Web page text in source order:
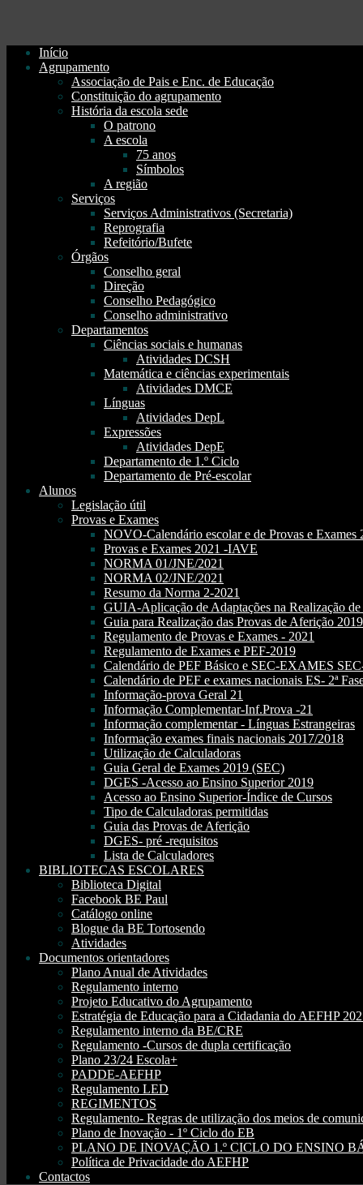
Início
Agrupamento
Associação de Pais e Enc. de Educação
Constituição do agrupamento
História da escola sede
O patrono
A escola
75 anos
Símbolos
A região
Serviços
Serviços Administrativos (Secretaria)
Reprografia
Refeitório/Bufete
Órgãos
Conselho geral
Direção
Conselho Pedagógico
Conselho administrativo
Departamentos
Ciências sociais e humanas
Atividades DCSH
Matemática e ciências experimentais
Atividades DMCE
Línguas
Atividades DepL
Expressões
Atividades DepE
Departamento de 1.º Ciclo
Departamento de Pré-escolar
Alunos
Legislação útil
Provas e Exames
NOVO-Calendário escolar e de Provas e Exames
Provas e Exames 2021 -IAVE
NORMA 01/JNE/2021
NORMA 02/JNE/2021
Resumo da Norma 2-2021
GUIA-Aplicação de Adaptações na Realização
Guia para Realização das Provas de Aferição 2019
Regulamento de Provas e Exames - 2021
Regulamento de Exames e PEF-2019
Calendário de PEF Básico e SEC-EXAMES
Calendário de PEF e exames nacionais ES- 2ª
Informação-prova Geral 21
Informação Complementar-Inf.Prova -21
Informação complementar - Línguas Estrangeiras
Informação exames finais nacionais 2017/2018
Utilização de Calculadoras
Guia Geral de Exames 2019 (SEC)
DGES -Acesso ao Ensino Superior 2019
Acesso ao Ensino Superior-Índice de Cursos
Tipo de Calculadoras permitidas
Guia das Provas de Aferição
DGES- pré -requisitos
Lista de Calculadores
BIBLIOTECAS ESCOLARES
Biblioteca Digital
Facebook BE Paul
Catálogo online
Blogue da BE Tortosendo
Atividades
Documentos orientadores
Plano Anual de Atividades
Regulamento interno
Projeto Educativo do Agrupamento
Estratégia de Educação para a Cidadania do AEFHP
Regulamento interno da BE/CRE
Regulamento -Cursos de dupla certificação
Plano 23/24 Escola+
PADDE-AEFHP
Regulamento LED
REGIMENTOS
Regulamento- Regras de utilização dos meios de
Plano de Inovação - 1º Ciclo do EB
PLANO DE INOVAÇÃO 1.º CICLO DO ENSINO
Política de Privacidade do AEFHP
Contactos